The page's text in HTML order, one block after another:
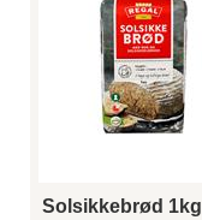
Solsikkebrød 1kg